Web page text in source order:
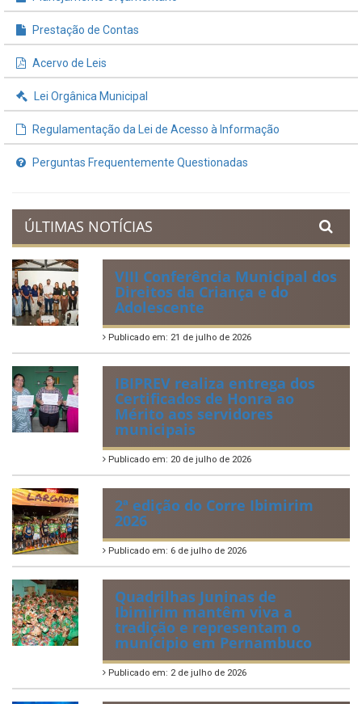
Prestação de Contas
Acervo de Leis
Lei Orgânica Municipal
Regulamentação da Lei de Acesso à Informação
Perguntas Frequentemente Questionadas
ÚLTIMAS NOTÍCIAS
VIII Conferência Municipal dos
Direitos da Criança e do
Adolescente
Publicado em: 21 de julho de 2026
IBIPREV realiza entrega dos
Certificados de Honra ao
Mérito aos servidores
municipais
Publicado em: 20 de julho de 2026
2ª edição do Corre Ibimirim
2026
Publicado em: 6 de julho de 2026
Quadrilhas Juninas de
Ibimirim mantêm viva a
tradição e representam o
munícipio em Pernambuco
Publicado em: 2 de julho de 2026